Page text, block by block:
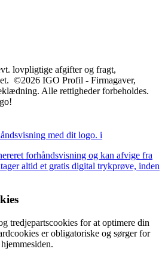
lovpligtige afgifter og fragt,
©2026 IGO Profil - Firmagaver,
Alle rettigheder forbeholdes.
med dit logo. i
forhåndsvisning og kan afvige fra
altid et gratis digital trykprøve, inden
tredjepartscookies for at optimere din
er obligatoriske og sørger for